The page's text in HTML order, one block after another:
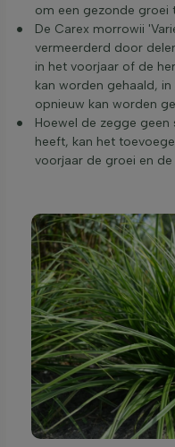
om een gezonde groei
De Carex morrowii
vermeerderd door
in het voorjaar of de
kan worden gehaald,
opnieuw kan worden
Hoewel de zegge
heeft, kan het
voorjaar de groei en